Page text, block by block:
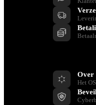
Over
Het